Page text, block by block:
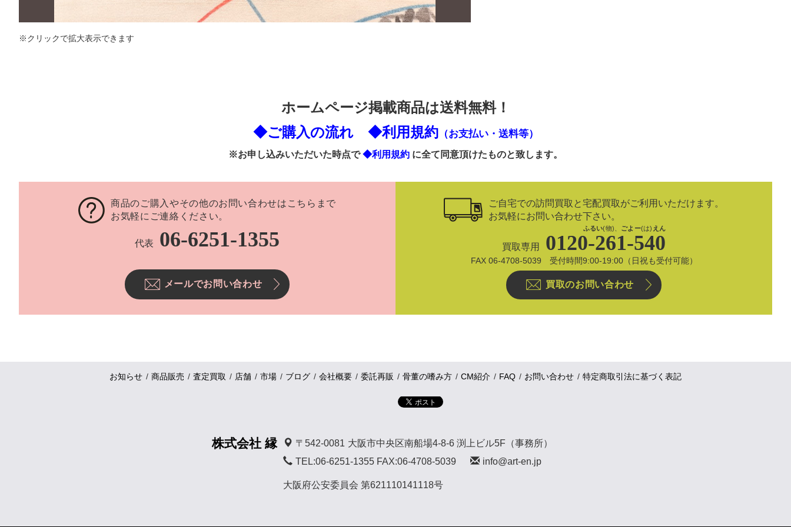
※クリックで拡大表示できます
ホームページ掲載商品は送料無料！
◆ご購入の流れ
◆利用規約 （お支払い・送料等）
※お申し込みいただいた時点で◆利用規約 に全て同意頂けたものと致します。
商品のご購入やその他のお問い合わせはこちらまで
お気軽にご連絡ください。
代表 06-6251-1355
メールでお問い合わせ
ご自宅での訪問買取と宅配買取がご利用いただけます。
お気軽にお問い合わせ下さい。
ふるい(物)、 ごよー(は) えん
買取専用 0120-261-540
FAX 06-4708-5039 受付時間9:00-19:00（日祝も受付可能）
買取のお問い合わせ
お知らせ 商品販売 査定買取 店舗 市場 ブログ 会社概要 委託再販 骨董の嗜み方 CM紹介 FAQ お問い合わせ 特定商取引法に基づく表記
株式会社 縁 〒542-0081 大阪市中央区南船場4-8-6 渕上ビル5F（事務所）
TEL:06-6251-1355 FAX:06-4708-5039
info@art-en.jp
大阪府公安委員会 第621110141118号